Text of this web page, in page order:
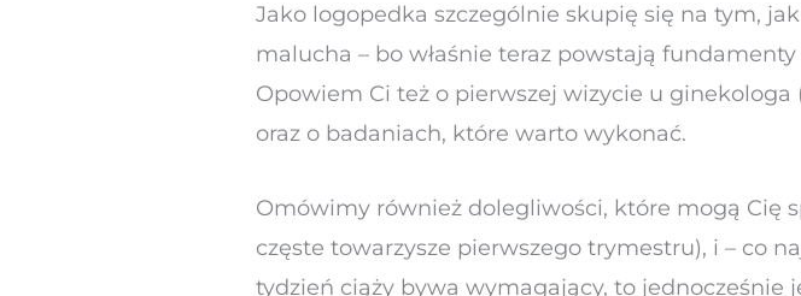
Jako logopedka szczególnie skupię się na tym,
malucha – bo właśnie teraz powstają
Opowiem Ci też o pierwszej wizycie u
oraz o badaniach, które warto wykonać.
Omówimy również dolegliwości, które mogą Cię
częste towarzysze pierwszego trymestru), i – co
tydzień ciąży bywa wymagający, to jednocześnie